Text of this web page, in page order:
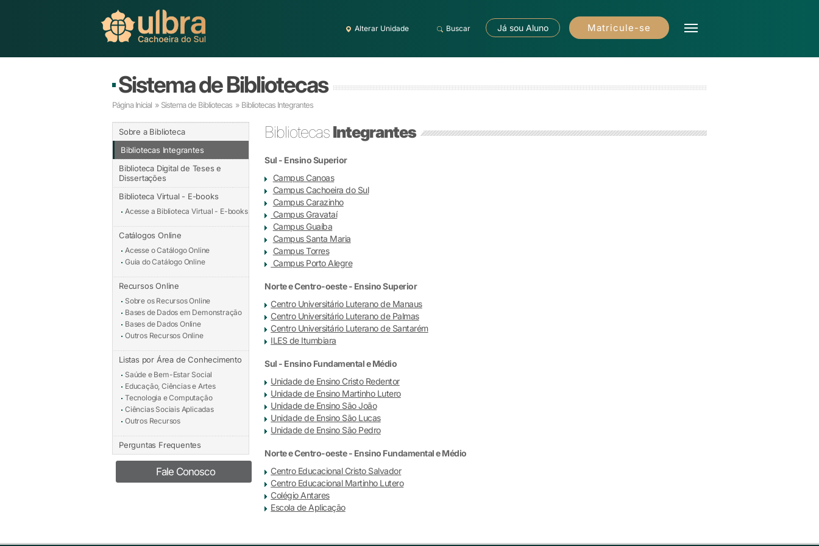
Alterar Unidade Buscar Já sou Aluno Matricule-se
Sistema de Bibliotecas
Página Inicial » Sistema de Bibliotecas » Bibliotecas Integrantes
Sobre a Biblioteca
Bibliotecas Integrantes
Biblioteca Digital de Teses e
Dissertações
Biblioteca Virtual - E-books
Acesse a Biblioteca Virtual - E-books
Catálogos Online
Acesse o Catálogo Online
Guia do Catálogo Online
Recursos Online
Sobre os Recursos Online
Bases de Dados em Demonstração
Bases de Dados Online
Outros Recursos Online
Listas por Área de Conhecimento
Saúde e Bem-Estar Social
Educação, Ciências e Artes
Tecnologia e Computação
Ciências Sociais Aplicadas
Outros Recursos
Perguntas Frequentes
Fale Conosco
BibliotecasIntegrantes
Sul - Ensino Superior
Campus Canoas
Campus Cachoeira do Sul
Campus Carazinho
Campus Gravataí
Campus Guaíba
Campus Santa Maria
Campus Torres
Campus Porto Alegre
Norte e Centro-oeste - Ensino Superior
Centro Universitário Luterano de Manaus
Centro Universitário Luterano de Palmas
Centro Universitário Luterano de Santarém
ILES de Itumbiara
Sul - Ensino Fundamental e Médio
Unidade de Ensino Cristo Redentor
Unidade de Ensino Martinho Lutero
Unidade de Ensino São João
Unidade de Ensino São Lucas
Unidade de Ensino São Pedro
Norte e Centro-oeste - Ensino Fundamental e Médio
Centro Educacional Cristo Salvador
Centro Educacional Martinho Lutero
Colégio Antares
Escola de Aplicação